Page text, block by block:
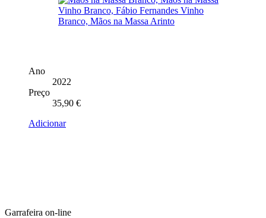
Ano
2022
Preço
35,90 €
Adicionar
Garrafeira on-line